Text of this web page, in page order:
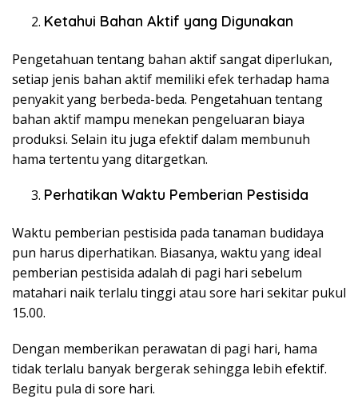
Ketahui Bahan Aktif yang Digunakan
Pengetahuan tentang bahan aktif sangat diperlukan,
setiap jenis bahan aktif memiliki efek terhadap hama
penyakit yang berbeda-beda. Pengetahuan tentang
bahan aktif mampu menekan pengeluaran biaya
produksi. Selain itu juga efektif dalam membunuh
hama tertentu yang ditargetkan.
Perhatikan Waktu Pemberian Pestisida
Waktu pemberian pestisida pada tanaman budidaya
pun harus diperhatikan. Biasanya, waktu yang ideal
pemberian pestisida adalah di pagi hari sebelum
matahari naik terlalu tinggi atau sore hari sekitar pukul
15.00.
Dengan memberikan perawatan di pagi hari, hama
tidak terlalu banyak bergerak sehingga lebih efektif.
Begitu pula di sore hari.